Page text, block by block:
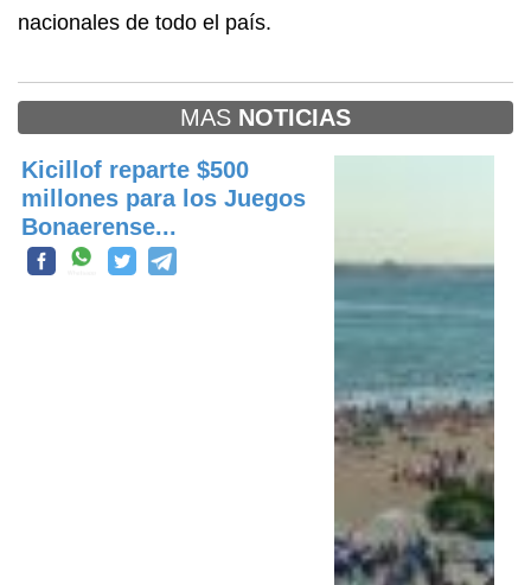
nacionales de todo el país.
MAS NOTICIAS
Kicillof reparte $500
millones para los Juegos
Bonaerense...